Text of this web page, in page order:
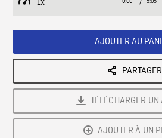
beginning
1x
Playback
/
AJOUTER AU
PARTAGER
TÉLÉCHARGER UN
AJOUTER À UN